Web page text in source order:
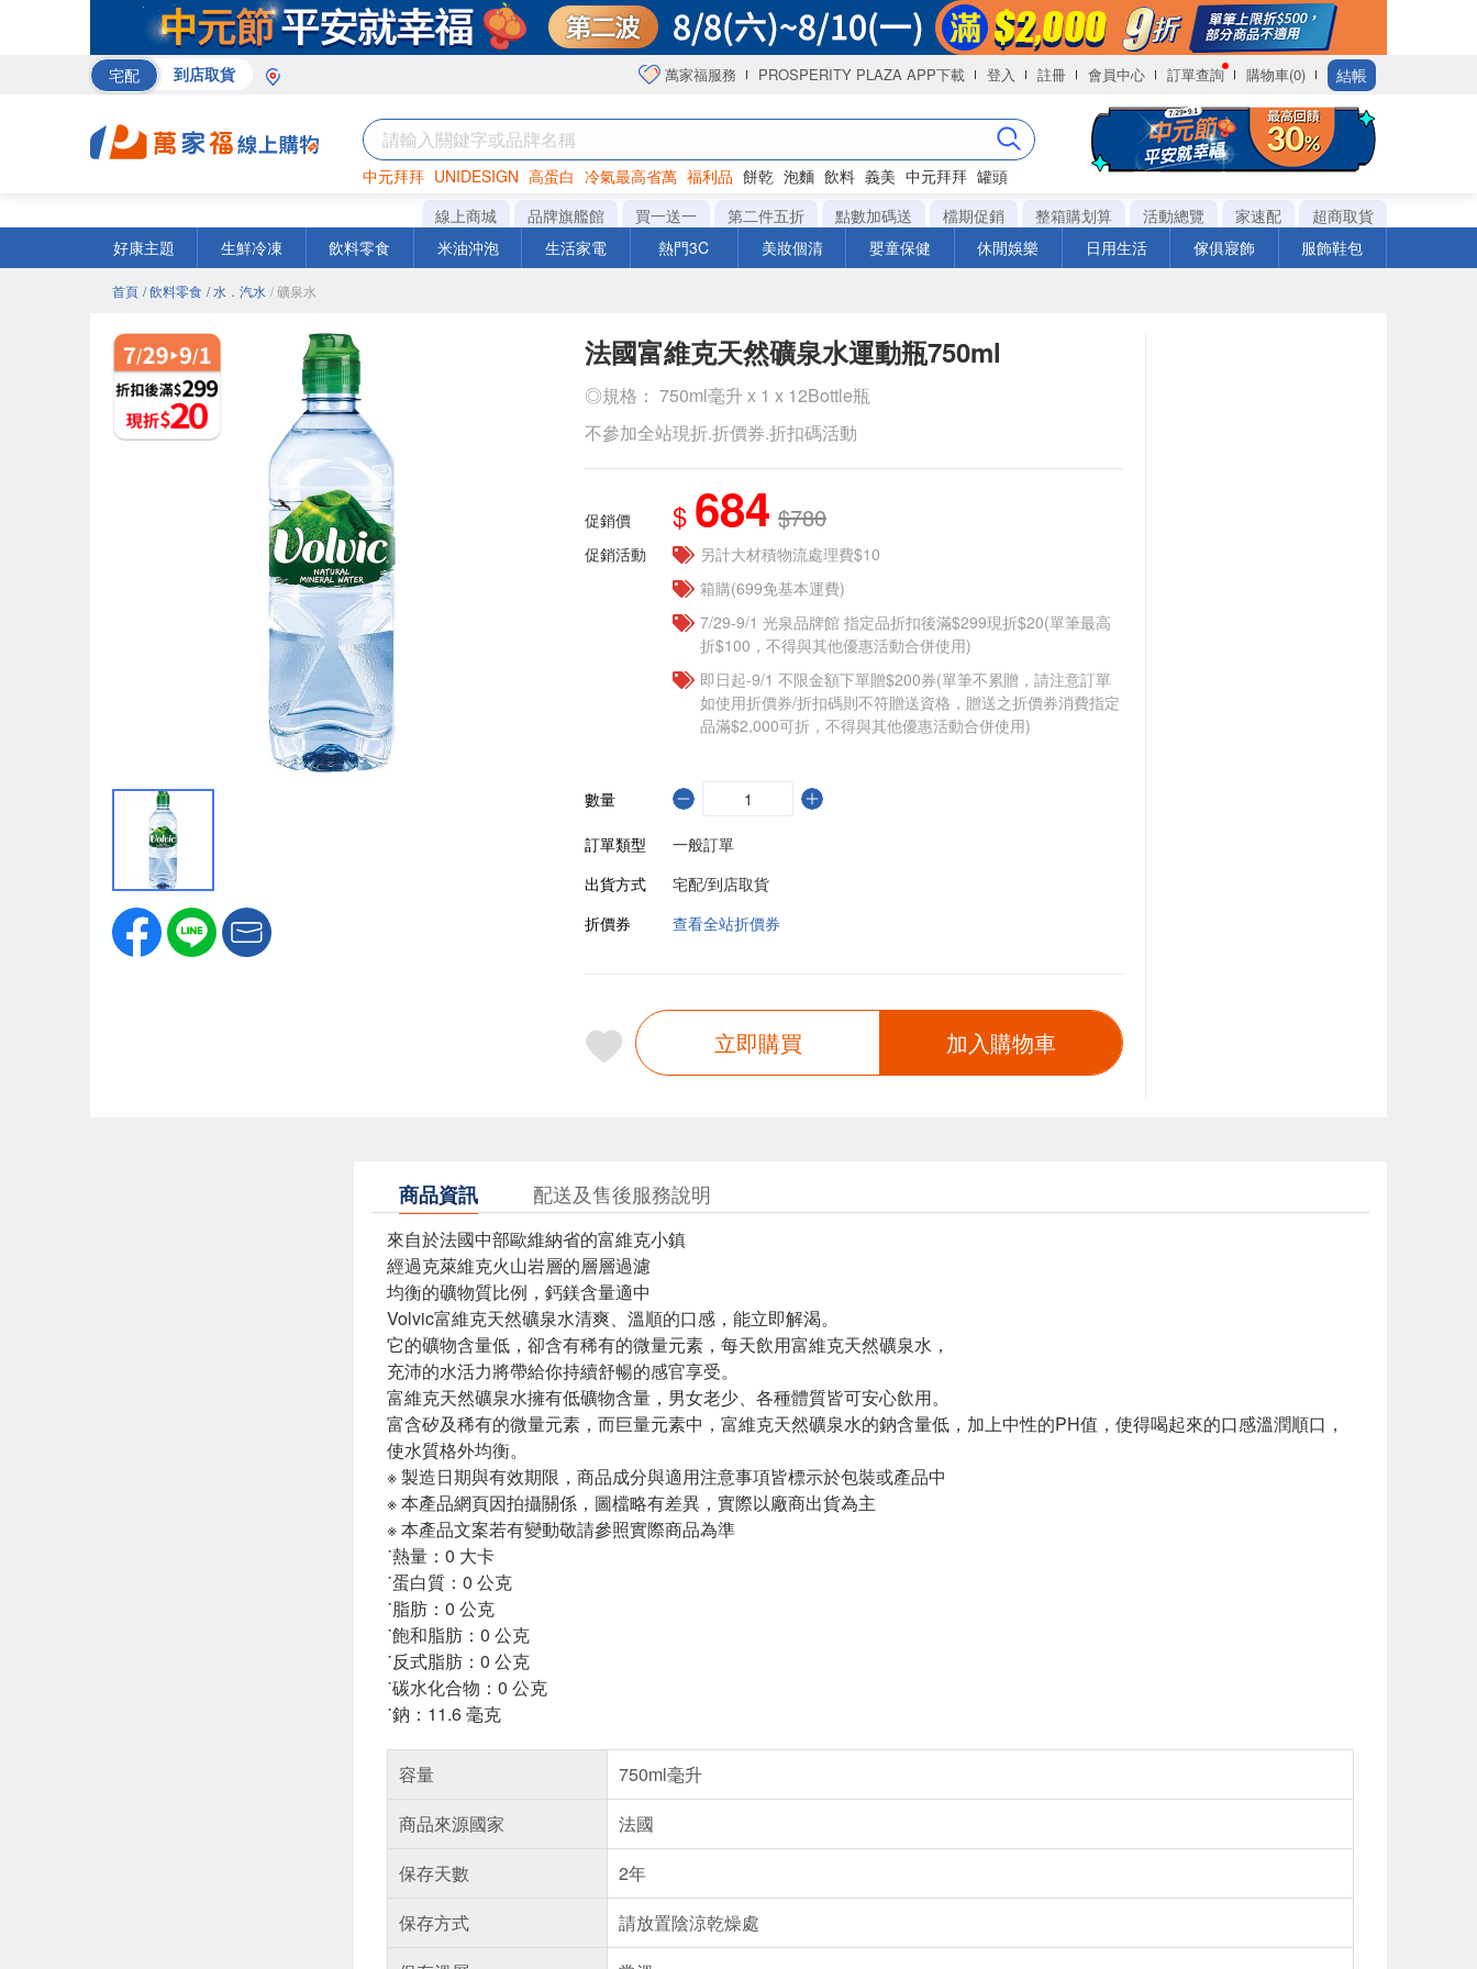
宅配 到店取貨 萬家福服務 PROSPERITY PLAZA APP下載 登入 註冊 會員中心 訂單查詢 購物車(0) 結帳
中元拜拜 UNIDESIGN 高蛋白 冷氣最高省萬 福利品 餅乾 泡麵 飲料 義美 中元拜拜 罐頭
巧克力 衛生紙 咖啡
線上商城 品牌旗艦館 買一送一 第二件五折 點數加碼送 檔期促銷 整箱購划算 活動總覽 家速配
超商取貨
好康主題
生鮮冷凍 飲料零食 米油沖泡 生活家電 熱門3C 美妝個清 嬰童保健 休閒娛樂 日用生活 傢俱寢飾 服飾鞋包
首頁 / 飲料零食 / 水．汽水 / 礦泉水
法國富維克天然礦泉水運動瓶750ml
◎規格： 750ml毫升 x 1 x 12Bottle瓶
不參加全站現折.折價券.折扣碼活動
促銷價 $ 684 $780
促銷活動
另計大材積物流處理費$10
箱購(699免基本運費)
7/29-9/1 光泉品牌館 指定品折扣後滿$299現折$20(單筆最高
折$100，不得與其他優惠活動合併使用)
即日起-9/1 不限金額下單贈$200券(單筆不累贈，請注意訂單
如使用折價券/折扣碼則不符贈送資格，贈送之折價券消費指定
品滿$2,000可折，不得與其他優惠活動合併使用)
數量
訂單類型
一般訂單
出貨方式
宅配/到店取貨
折價券
查看全站折價券
立即購買 加入購物車
商品資訊 配送及售後服務說明
來自於法國中部歐維納省的富維克小鎮
經過克萊維克火山岩層的層層過濾
均衡的礦物質比例，鈣鎂含量適中
Volvic富維克天然礦泉水清爽、溫順的口感，能立即解渴。
它的礦物含量低，卻含有稀有的微量元素，每天飲用富維克天然礦泉水，
充沛的水活力將帶給你持續舒暢的感官享受。
富維克天然礦泉水擁有低礦物含量，男女老少、各種體質皆可安心飲用。
富含矽及稀有的微量元素，而巨量元素中，富維克天然礦泉水的鈉含量低，加上中性的PH值，使得喝起來的口感溫潤順口，
使水質格外均衡。
※ 製造日期與有效期限，商品成分與適用注意事項皆標示於包裝或產品中
※ 本產品網頁因拍攝關係，圖檔略有差異，實際以廠商出貨為主
※ 本產品文案若有變動敬請參照實際商品為準
˙熱量：0 大卡
˙蛋白質：0 公克
˙脂肪：0 公克
˙飽和脂肪：0 公克
˙反式脂肪：0 公克
˙碳水化合物：0 公克
˙鈉：11.6 毫克
容量
750ml毫升
商品來源國家
法國
保存天數
2年
保存方式
請放置陰涼乾燥處